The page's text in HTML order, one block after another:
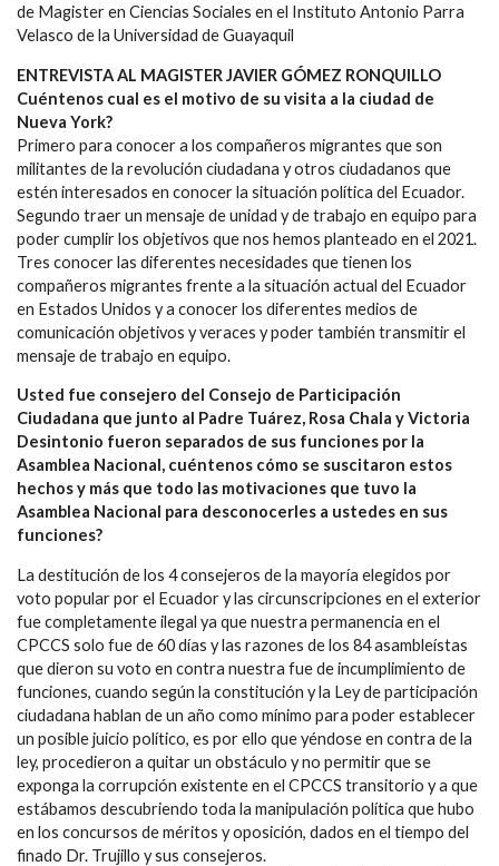
de Magister en Ciencias Sociales en el Instituto Antonio Parra
Velasco de la Universidad de Guayaquil
ENTREVISTA AL MAGISTER JAVIER GÓMEZ RONQUILLO
Cuéntenos cual es el motivo de su visita a la ciudad de
Nueva York?
Primero para conocer a los compañeros migrantes que son
militantes de la revolución ciudadana y otros ciudadanos que
estén interesados en conocer la situación política del Ecuador.
Segundo traer un mensaje de unidad y de trabajo en equipo para
poder cumplir los objetivos que nos hemos planteado en el 2021.
Tres conocer las diferentes necesidades que tienen los
compañeros migrantes frente a la situación actual del Ecuador
en Estados Unidos y a conocer los diferentes medios de
comunicación objetivos y veraces y poder también transmitir el
mensaje de trabajo en equipo.
Usted fue consejero del Consejo de Participación
Ciudadana que junto al Padre Tuárez, Rosa Chala y Victoria
Desintonio fueron separados de sus funciones por la
Asamblea Nacional, cuéntenos cómo se suscitaron estos
hechos y más que todo las motivaciones que tuvo la
Asamblea Nacional para desconocerles a ustedes en sus
funciones?
La destitución de los 4 consejeros de la mayoría elegidos por
voto popular por el Ecuador y las circunscripciones en el exterior
fue completamente ilegal ya que nuestra permanencia en el
CPCCS solo fue de 60 días y las razones de los 84 asambleístas
que dieron su voto en contra nuestra fue de incumplimiento de
funciones, cuando según la constitución y la Ley de participación
ciudadana hablan de un año como mínimo para poder establecer
un posible juicio político, es por ello que yéndose en contra de la
ley, procedieron a quitar un obstáculo y no permitir que se
exponga la corrupción existente en el CPCCS transitorio y a que
estábamos descubriendo toda la manipulación política que hubo
en los concursos de méritos y oposición, dados en el tiempo del
finado Dr. Trujillo y sus consejeros.